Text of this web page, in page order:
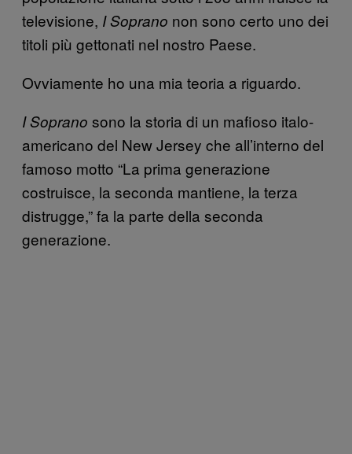
televisione, ISoprano non sono certo uno dei
titoli più gettonati nel nostro Paese.
Ovviamente ho una mia teoria a riguardo.
I Soprano sono la storia di un mafioso italo-
americano del New Jersey che all’interno del
famoso motto “La prima generazione
costruisce, la seconda mantiene, la terza
distrugge,” fa la parte della seconda
generazione.